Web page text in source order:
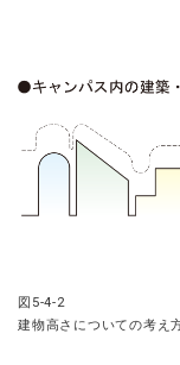
図5-4-2
建物高さについての考え